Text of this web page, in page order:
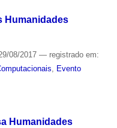
Humanidades
08/2017 — registrado em:
Evento
Humanidades